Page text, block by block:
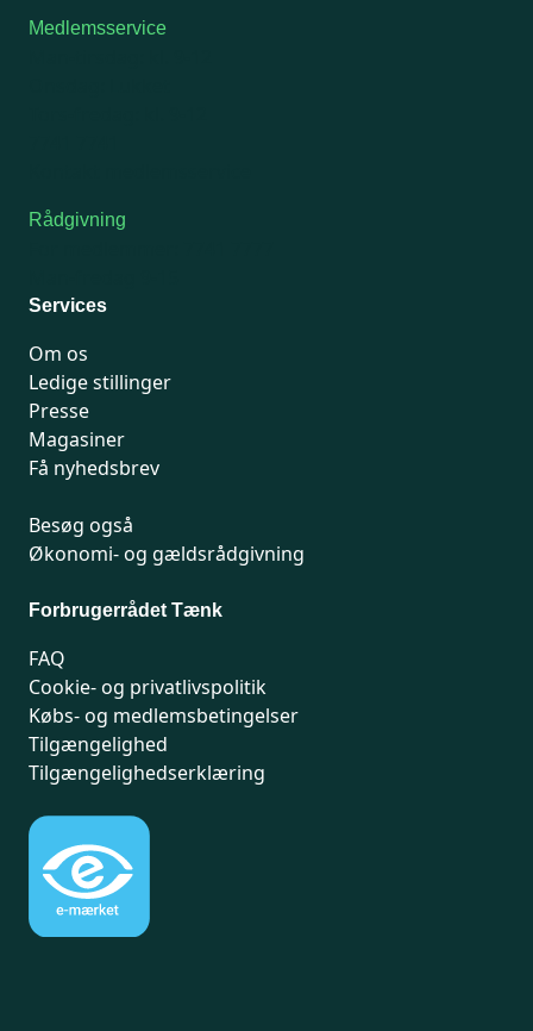
Medlemsservice
Rådgivning
Services
Om os
Ledige stillinger
Presse
Magasiner
Få nyhedsbrev
Besøg også
Økonomi- og gældsrådgivning
Forbrugerrådet Tænk
FAQ
Cookie- og privatlivspolitik
Købs- og medlemsbetingelser
Tilgængelighed
Tilgængelighedserklæring